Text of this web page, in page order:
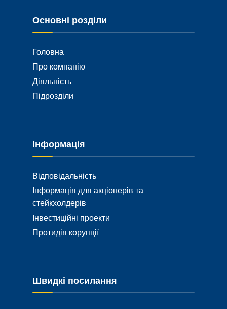
Основні розділи
Головна
Про компанію
Діяльність
Підрозділи
Інформація
Відповідальність
Інформація для акціонерів та
стейкхолдерів
Інвестиційні проекти
Протидія корупції
Швидкі посилання